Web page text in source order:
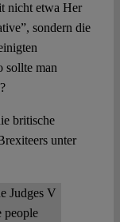
nicht etwa Her
sondern die
sollte man
britische
unter
Judges V
people